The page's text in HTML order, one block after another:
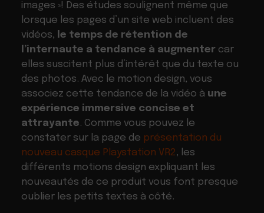
images »! Des études soulignent même que
lorsque les pages d’un site web incluent des
vidéos, le temps de rétention de
l’internaute a tendance à augmentercar
elles suscitent plus d’intérêt que du texte ou
des photos. Avec le motion design, vous
associez cette tendance de la vidéo à une
expérience immersive concise et
attrayante. Comme vous pouvez le
constater sur la page de présentation du
nouveau casque Playstation VR2, les
différents motions design expliquant les
nouveautés de ce produit vous font presque
oublier les petits textes à côté.